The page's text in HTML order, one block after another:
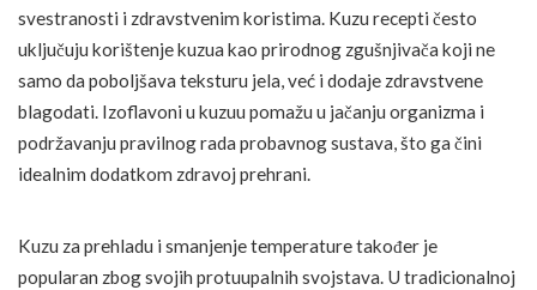
svestranosti i zdravstvenim koristima. Kuzu recepti često
uključuju korištenje kuzua kao prirodnog zgušnjivača koji ne
samo da poboljšava teksturu jela, već i dodaje zdravstvene
blagodati. Izoflavoni u kuzuu pomažu u jačanju organizma i
podržavanju pravilnog rada probavnog sustava, što ga čini
idealnim dodatkom zdravoj prehrani.
Kuzu za prehladu i smanjenje temperature također je
popularan zbog svojih protuupalnih svojstava. U tradicionalnoj